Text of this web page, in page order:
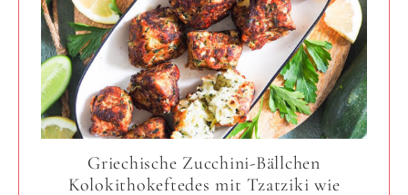
Griechische Zucchini-Bällchen
Kolokithokeftedes mit Tzatziki wie